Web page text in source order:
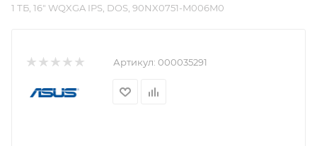
1 ТБ, 16″ WQXGA IPS, DOS, 90NX0751-M006M0
Артикул: 000035291